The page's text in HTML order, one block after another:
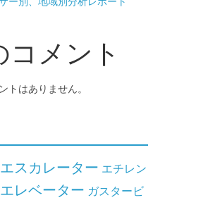
メント
トはありません。
エスカレーター エチレン
エレベーター ガスタービ